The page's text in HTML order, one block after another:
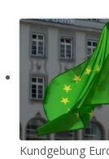
Kundgebung